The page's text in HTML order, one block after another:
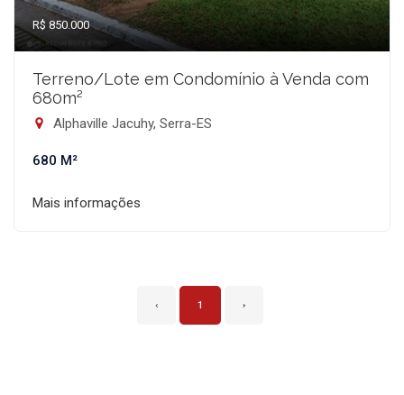
R$ 850.000
Terreno/Lote em Condomínio à Venda com
680m²
Alphaville Jacuhy, Serra-ES
680 M²
Mais informações
‹ 1 ›